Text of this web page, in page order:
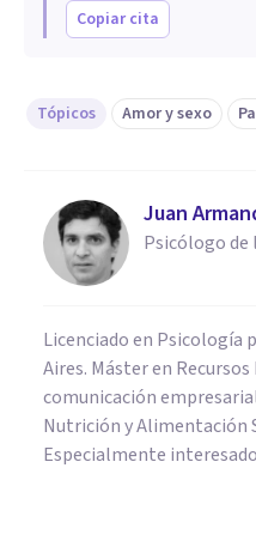
Copiar cita
Tópicos Amor y sexo
Juan
Psicólogo de
Licenciado en Psicología
Aires. Máster en
comunicación
Nutrición y Alimentación
Especialmente